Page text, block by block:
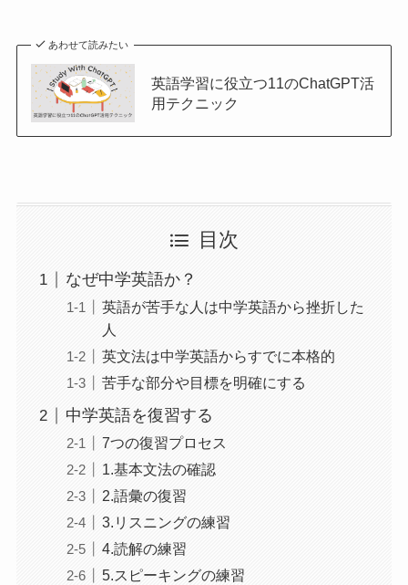
あわせて読みたい
英語学習に役立つ11のChatGPT活
用テクニック
目次
なぜ中学英語か？
英語が苦手な人は中学英語から挫折した
人
英文法は中学英語からすでに本格的
苦手な部分や目標を明確にする
中学英語を復習する
7つの復習プロセス
1.基本文法の確認
2.語彙の復習
3.リスニングの練習
4.読解の練習
5.スピーキングの練習